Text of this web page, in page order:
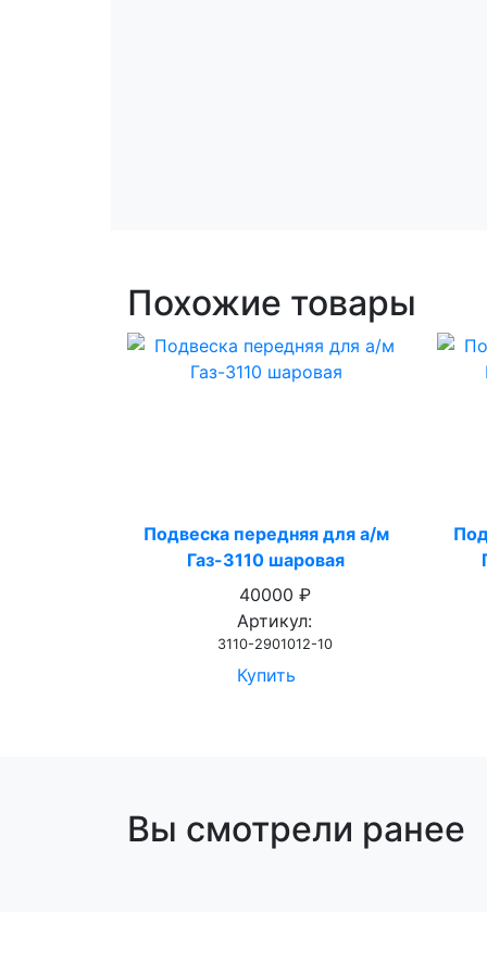
Похожие товары
Подвеска передняя для а/м
Газ-3110 шаровая
40000 ₽
Артикул:
3110-2901012-10
Купить
Вы смотрели ранее